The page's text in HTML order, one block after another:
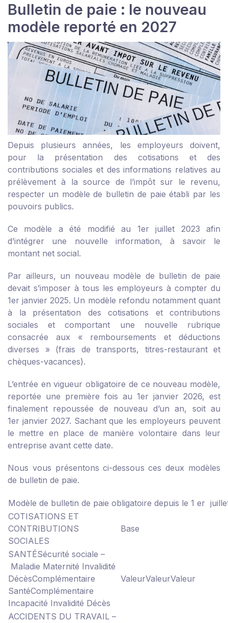
Bulletin de paie : le nouveau
modèle reporté en 2027
Depuis plusieurs années, les employeurs doivent,
pour la présentation des cotisations et des
contributions sociales et des informations relatives au
prélèvement à la source de l’impôt sur le revenu,
respecter un modèle de bulletin de paie établi par les
pouvoirs publics.
Ce modèle a été modifié au 1er juillet 2023 afin
d’intégrer une nouvelle information, à savoir le
montant net social.
Par ailleurs, un nouveau modèle de bulletin de paie
devait s’imposer à tous les employeurs à compter du
1er janvier 2025. Un modèle refondu notamment quant
à la présentation des cotisations et contributions
sociales et comportant une nouvelle rubrique
consacrée aux « remboursements et déductions
diverses » (frais de transports, titres-restaurant et
chèques-vacances).
L’entrée en vigueur obligatoire de ce nouveau modèle,
reportée une première fois au 1er janvier 2026, est
finalement repoussée de nouveau d’un an, soit au
1er janvier 2027. Sachant que les employeurs peuvent
le mettre en place de manière volontaire dans leur
entreprise avant cette date.
Nous vous présentons ci-dessous ces deux modèles
de bulletin de paie.
Modèle de bulletin de paie obligatoire depuis le 1 er
COTISATIONS ET
CONTRIBUTIONS
SOCIALES
Base
SANTÉSécurité sociale –
Maladie Maternité Invalidité
DécèsComplémentaire
SantéComplémentaire
Incapacité Invalidité Décès
ValeurValeurValeur
ACCIDENTS DU TRAVAIL –